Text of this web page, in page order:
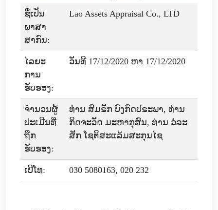
ຊື່ເປັນ
ພາສາ
ສາກົນ:
Lao Assets Appraisal Co., LTD
ໄລຍະ
ການ
ຮັບຮອງ:
ວັນທີ 17/12/2020 ຫາ 17/12/2020
ຈໍານວນຜູ້
ປະເມີນທີ່
ຖືກ
ຮັບຮອງ:
ທ່ານ ສົມຣັກ ບົງກົດປຣະພາ, ທ່ານ
ກິດຈະວັດ ມະຫາກຸສົນ, ທ່ານ ວໍລະ
ສັກ ໂຊຕິສະແລ້ມສະກຸນໄຊ
ເບີໂທ: 030 5080163, 020 232